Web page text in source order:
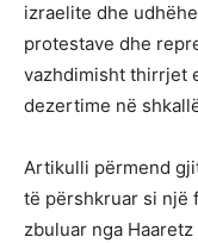
izraelite dhe
protestave dhe
vazhdimisht thirrjet
dezertime në
Artikulli përmend
të përshkruar si një
zbuluar nga